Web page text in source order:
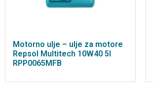
Motorno ulje – ulje za motore
Repsol Multitech 10W40 5l
RPP0065MFB